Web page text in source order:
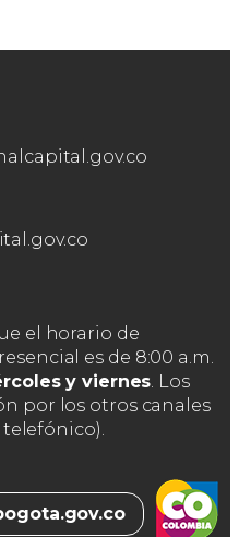
el horario de
es de 8:00 a.m.
y viernes. Los
por los otros canales